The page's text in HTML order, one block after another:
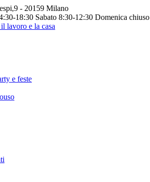
- 20159 Milano
18:30 Sabato 8:30-12:30 Domenica chiuso
e feste